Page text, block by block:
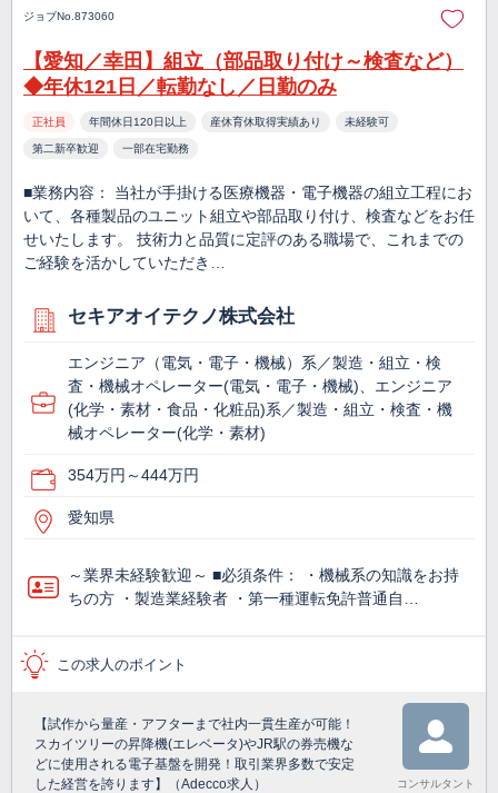
ジョブNo.873060
【愛知／幸田】組立（部品取り付け～検査など）
◆年休121日／転勤なし／日勤のみ
正社員 年間休日120日以上 産休育休取得実績あり 未経験可
第二新卒歓迎 一部在宅勤務
■業務内容： 当社が手掛ける医療機器・電子機器の組立工程にお
いて、各種製品のユニット組立や部品取り付け、検査などをお任
せいたします。 技術力と品質に定評のある職場で、これまでの
ご経験を活かしていただき…
セキアオイテクノ株式会社
エンジニア（電気・電子・機械）系／製造・組立・検
査・機械オペレーター(電気・電子・機械)、エンジニア
(化学・素材・食品・化粧品)系／製造・組立・検査・機
械オペレーター(化学・素材)
354万円～444万円
愛知県
～業界未経験歓迎～ ■必須条件： ・機械系の知識をお持
ちの方 ・製造業経験者 ・第一種運転免許普通自…
この求人のポイント
【試作から量産・アフターまで社内一貫生産が可能！
スカイツリーの昇降機(エレベータ)やJR駅の券売機な
どに使用される電子基盤を開発！取引業界多数で安定
した経営を誇ります】（Adecco求人）
コンサルタント